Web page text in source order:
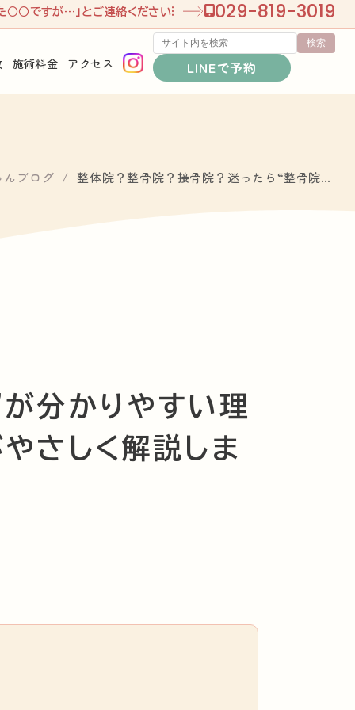
○○ですが…」 とご連絡ください 029-819-3019
施術料金 アクセス LINEで予約
んブログ 整体院？整骨院？接骨院？迷ったら“整骨院…
分かりやすい理
さしく解説しま